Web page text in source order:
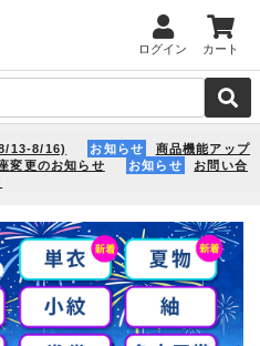
ログイン カート
13-8/16) お知らせ
商品機能アップ
変更のお知らせ お知らせ
お問い合